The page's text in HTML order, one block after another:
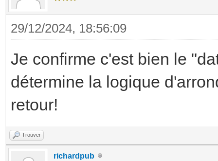
29/12/2024, 18:56:09
Je confirme c'est bien le
détermine la logique
retour!
Trouver
richardpub